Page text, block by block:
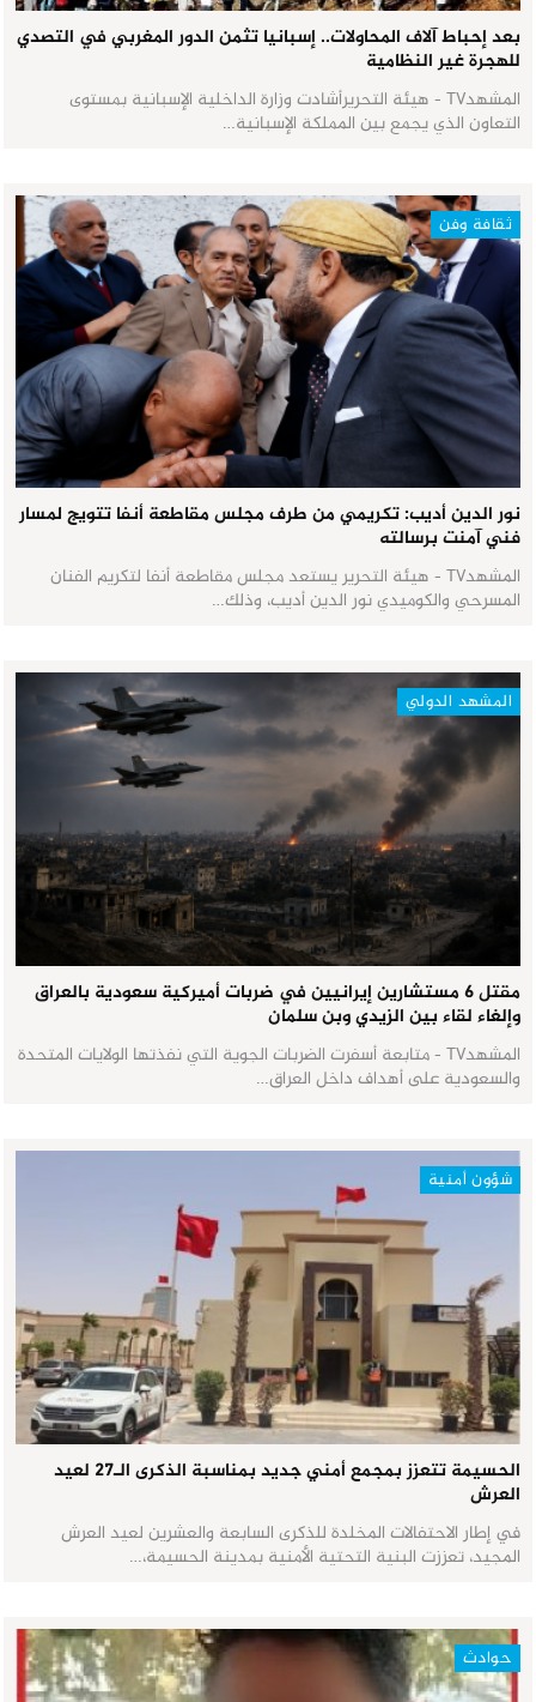
بعد إحباط آلاف المحاولات.. إسبانيا تثمن الدور المغربي في التصدي
للهجرة غير النظامية
المشهدTV - هيئة التحريرأشادت وزارة الداخلية الإسبانية بمستوى
التعاون الذي يجمع بين المملكة الإسبانية…
ثقافة وفن
نور الدين أديب: تكريمي من طرف مجلس مقاطعة أنفا تتويج لمسار
فني آمنت برسالته
المشهدTV - هيئة التحرير يستعد مجلس مقاطعة أنفا لتكريم الفنان
المسرحي والكوميدي نور الدين أديب، وذلك…
المشهد الدولي
مقتل 6 مستشارين إيرانيين في ضربات أميركية سعودية بالعراق
وإلغاء لقاء بين الزيدي وبن سلمان
المشهدTV - متابعة أسفرت الضربات الجوية التي نفذتها الولايات المتحدة
والسعودية على أهداف داخل العراق…
شؤون أمنية
الحسيمة تتعزز بمجمع أمني جديد بمناسبة الذكرى الـ27 لعيد
العرش
في إطار الاحتفالات المخلدة للذكرى السابعة والعشرين لعيد العرش
المجيد، تعززت البنية التحتية الأمنية بمدينة الحسيمة،…
حوادث